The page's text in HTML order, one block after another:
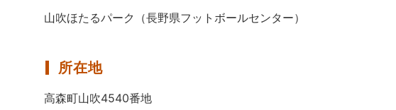
山吹ほたるパーク（長野県フットボールセンター）
所在地
高森町山吹4540番地